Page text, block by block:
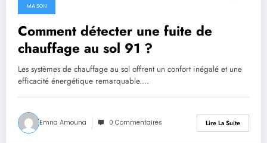
MAISON
Comment détecter une fuite de
chauffage au sol 91 ?
Les systèmes de chauffage au sol offrent un confort inégalé et une
efficacité énergétique remarquable.…
Emna Amouna 0 Commentaires Lire La Suite